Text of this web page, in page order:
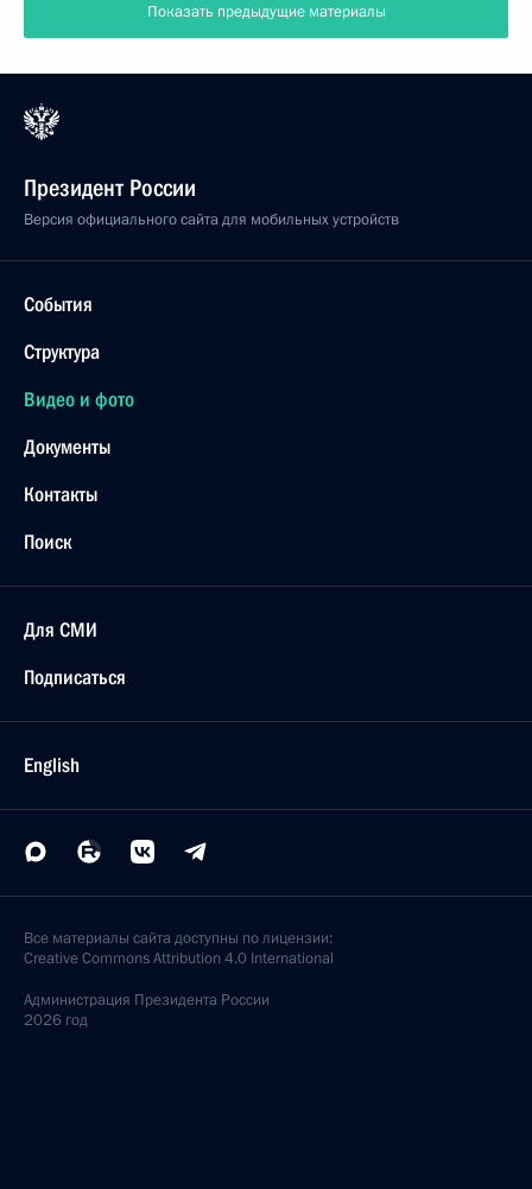
Показать предыдущие материалы
Президент России
Версия официального сайта для мобильных устройств
События
Структура
Видео и фото
Документы
Контакты
Поиск
Для СМИ
Подписаться
English
Все материалы сайта доступны по лицензии:
Creative Commons Attribution 4.0 International
Администрация Президента России
2026 год